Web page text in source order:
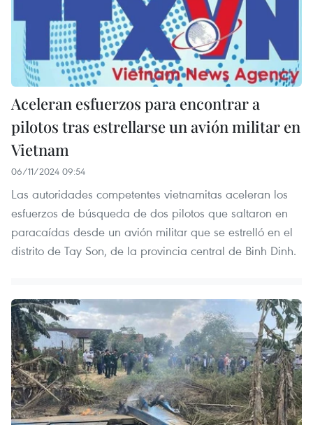
Aceleran esfuerzos para encontrar a
pilotos tras estrellarse un avión militar en
Vietnam
06/11/2024 09:54
Las autoridades competentes vietnamitas aceleran los
esfuerzos de búsqueda de dos pilotos que saltaron en
paracaídas desde un avión militar que se estrelló en el
distrito de Tay Son, de la provincia central de Binh Dinh.